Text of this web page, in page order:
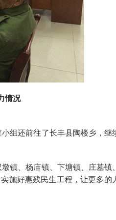
情况
组还前往了长丰县陶楼乡，继
镇、杨庙镇、下塘镇、庄墓镇
施好惠残民生工程，让更多的